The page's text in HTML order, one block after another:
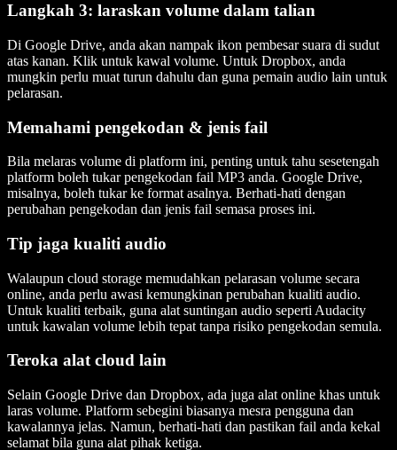
Langkah 3: laraskan volume dalam talian
Di Google Drive, anda akan nampak ikon pembesar suara di sudut
atas kanan. Klik untuk kawal volume. Untuk Dropbox, anda
mungkin perlu muat turun dahulu dan guna pemain audio lain untuk
pelarasan.
Memahami pengekodan & jenis fail
Bila melaras volume di platform ini, penting untuk tahu sesetengah
platform boleh tukar pengekodan fail MP3 anda. Google Drive,
misalnya, boleh tukar ke format asalnya. Berhati-hati dengan
perubahan pengekodan dan jenis fail semasa proses ini.
Tip jaga kualiti audio
Walaupun cloud storage memudahkan pelarasan volume secara
online, anda perlu awasi kemungkinan perubahan kualiti audio.
Untuk kualiti terbaik, guna alat suntingan audio seperti Audacity
untuk kawalan volume lebih tepat tanpa risiko pengekodan semula.
Teroka alat cloud lain
Selain Google Drive dan Dropbox, ada juga alat online khas untuk
laras volume. Platform sebegini biasanya mesra pengguna dan
kawalannya jelas. Namun, berhati-hati dan pastikan fail anda kekal
selamat bila guna alat pihak ketiga.